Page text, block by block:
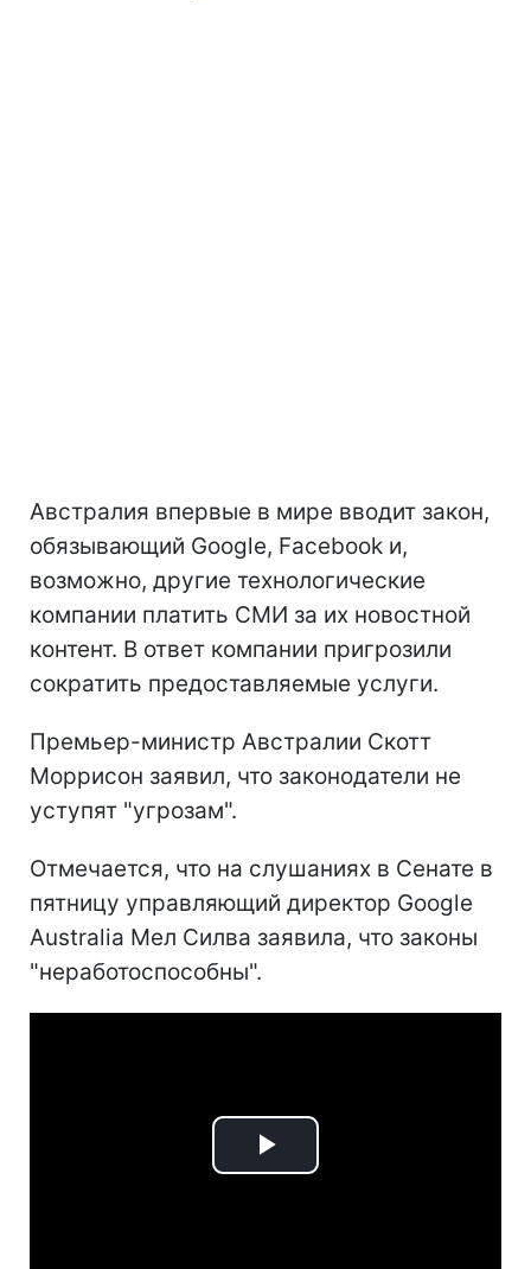
Австралия впервые в мире вводит закон,
обязывающий Google, Facebook и,
возможно, другие технологические
компании платить СМИ за их новостной
контент. В ответ компании пригрозили
сократить предоставляемые услуги.
Премьер-министр Австралии Скотт
Моррисон заявил, что законодатели не
уступят "угрозам".
Отмечается, что на слушаниях в Сенате в
пятницу управляющий директор Google
Australia Мел Силва заявила, что законы
"неработоспособны".
Play